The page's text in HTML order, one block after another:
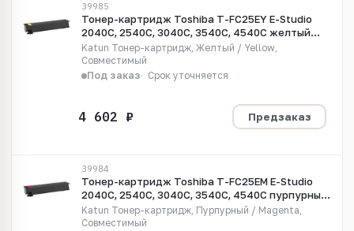
39985
Тонер-картридж Toshiba T-FC25EY E-Studio
2040C, 2540C, 3040C, 3540C, 4540C желтый
(туба 550 гр.) (Katun)
Katun Тонер-картридж, Желтый / Yellow,
Совместимый
Под заказ
Срок уточняется
Предзаказ
39984
Тонер-картридж Toshiba T-FC25EM E-Studio
2040C, 2540C, 3040C, 3540C, 4540C пурпурный
(туба 550 гр.) (Katun)
Katun Тонер-картридж, Пурпурный / Magenta,
Совместимый